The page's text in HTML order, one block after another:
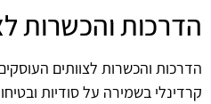
הדרכות והכשרות
הדרכות והכשרות לצוותים
קרדינלי בשמירה על סודיות